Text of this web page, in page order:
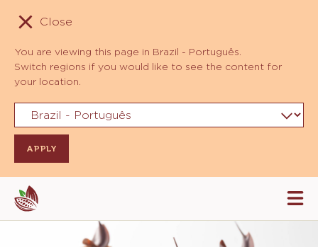
Close
You are viewing this page in Brazil - Português.
Switch regions if you would like to see the content for
your location.
Skip
to